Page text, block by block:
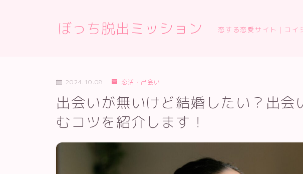
ぼっち脱出ミッション 恋する恋愛サイト｜コイ
2024.10.08 恋活・出会い
出会いが無いけど結婚したい？出会
むコツを紹介します！